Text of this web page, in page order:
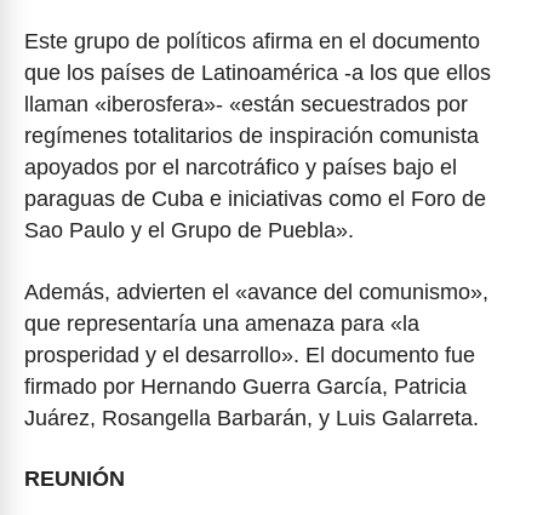
Este grupo de políticos afirma en el documento
que los países de Latinoamérica -a los que ellos
llaman «iberosfera»- «están secuestrados por
regímenes totalitarios de inspiración comunista
apoyados por el narcotráfico y países bajo el
paraguas de Cuba e iniciativas como el Foro de
Sao Paulo y el Grupo de Puebla».
Además, advierten el «avance del comunismo»,
que representaría una amenaza para «la
prosperidad y el desarrollo». El documento fue
firmado por Hernando Guerra García, Patricia
Juárez, Rosangella Barbarán, y Luis Galarreta.
REUNIÓN